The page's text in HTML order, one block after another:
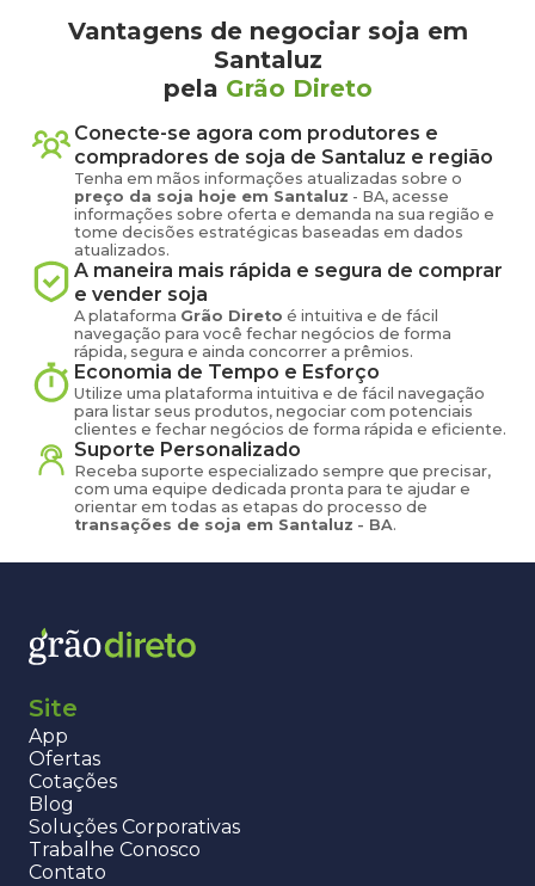
Vantagens de negociar soja em
Santaluz
pela Grão Direto
Conecte-se agora com produtores e
compradores de soja de Santaluz e região
Tenha em mãos informações atualizadas sobre o
preço da soja hoje em Santaluz - BA, acesse
informações sobre oferta e demanda na sua região e
tome decisões estratégicas baseadas em dados
atualizados.
A maneira mais rápida e segura de comprar
e vender soja
A plataforma Grão Direto é intuitiva e de fácil
navegação para você fechar negócios de forma
rápida, segura e ainda concorrer a prêmios.
Economia de Tempo e Esforço
Utilize uma plataforma intuitiva e de fácil navegação
para listar seus produtos, negociar com potenciais
clientes e fechar negócios de forma rápida e eficiente.
Suporte Personalizado
Receba suporte especializado sempre que precisar,
com uma equipe dedicada pronta para te ajudar e
orientar em todas as etapas do processo de
transações de soja em Santaluz - BA.
Site
App
Ofertas
Cotações
Blog
Soluções Corporativas
Trabalhe Conosco
Contato